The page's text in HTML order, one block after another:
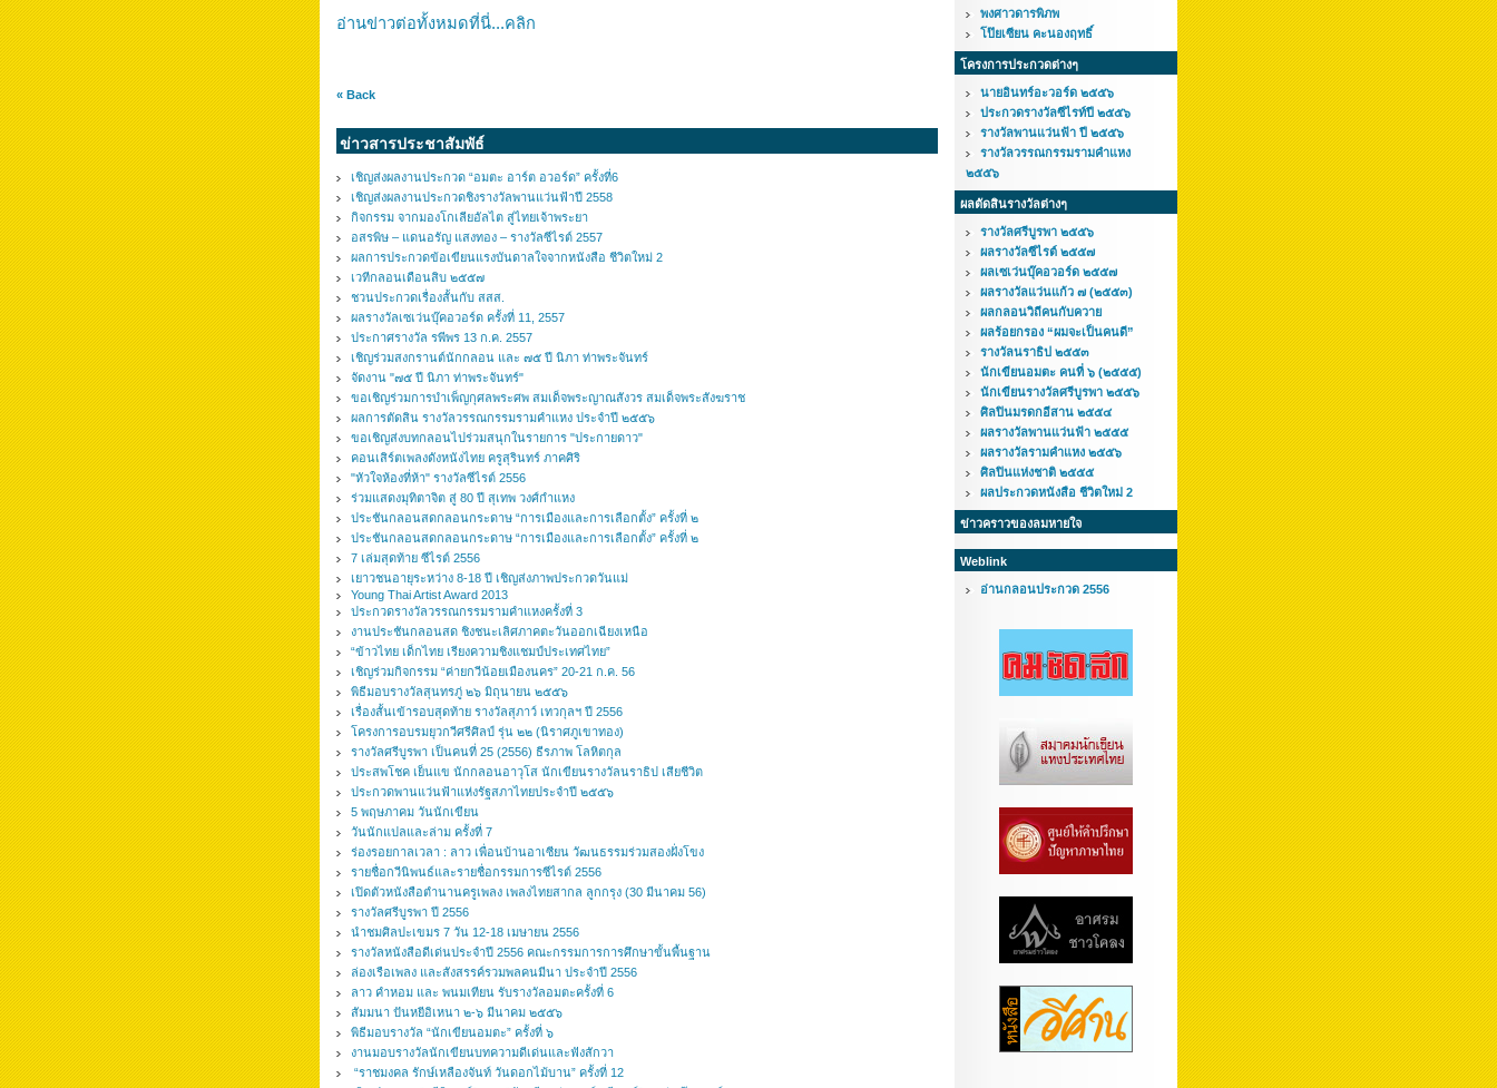
อ่านข่าวต่อทั้งหมดที่นี่...คลิก
« Back
ข่าวสารประชาสัมพัธ์
เชิญส่งผลงานประกวด “อมตะ อาร์ต อวอร์ด” ครั้งที่6
เชิญส่งผลงานประกวดชิงรางวัลพานแว่นฟ้าปี 2558
กิจกรรม จากมองโกเลียอัลไต สู่ไทยเจ้าพระยา
อสรพิษ – แดนอรัญ แสงทอง – รางวัลซีไรต์ 2557
ผลการประกวดข้อเขียนแรงบันดาลใจจากหนังสือ ชีวิตใหม่ 2
เวทีกลอนเดือนสิบ ๒๕๕๗
ชวนประกวดเรื่องสั้นกับ สสส.
ผลรางวัลเซเว่นบุ๊คอวอร์ด ครั้งที่ 11, 2557
ประกาศรางวัล รพีพร 13 ก.ค. 2557
เชิญร่วมสงกรานต์นักกลอน และ ๗๕ ปี นิภา ท่าพระจันทร์
จัดงาน "๗๕ ปี นิภา ท่าพระจันทร์"
ขอเชิญร่วมการบำเพ็ญกุศลพระศพ สมเด็จพระญาณสังวร สมเด็จพระสังฆราช
ผลการตัดสิน รางวัลวรรณกรรมรามคำแหง ประจำปี ๒๕๕๖
ขอเชิญส่งบทกลอนไปร่วมสนุกในรายการ "ประกายดาว"
คอนเสิร์ตเพลงดังหนังไทย ครูสุรินทร์ ภาคศิริ
"หัวใจห้องที่ห้า" รางวัลซีไรต์ 2556
ร่วมแสดงมุทิตาจิต สู่ 80 ปี สุเทพ วงศ์กำแหง
ประชันกลอนสดกลอนกระดาษ “การเมืองและการเลือกตั้ง” ครั้งที่ ๒
ประชันกลอนสดกลอนกระดาษ “การเมืองและการเลือกตั้ง” ครั้งที่ ๒
7 เล่มสุดท้าย ซีไรต์ 2556
เยาวชนอายุระหว่าง 8-18 ปี เชิญส่งภาพประกวดวันแม่
Young Thai Artist Award 2013
ประกวดรางวัลวรรณกรรมรามคำแหงครั้งที่ 3
งานประชันกลอนสด ชิงชนะเลิศภาคตะวันออกเฉียงเหนือ
“ข้าวไทย เด็กไทย เรียงความชิงแชมป์ประเทศไทย”
เชิญร่วมกิจกรรม “ค่ายกวีน้อยเมืองนคร” 20-21 ก.ค. 56
พิธีมอบรางวัลสุนทรภู่ ๒๖ มิถุนายน ๒๕๕๖
เรื่องสั้นเข้ารอบสุดท้าย รางวัลสุภาว์ เทวกุลฯ ปี 2556
โครงการอบรมยุวกวีศรีศิลป์ รุ่น ๒๒ (นิราศภูเขาทอง)
รางวัลศรีบูรพา เป็นคนที่ 25 (2556) ธีรภาพ โลหิตกุล
ประสพโชค เย็นแข นักกลอนอาวุโส นักเขียนรางวัลนราธิป เสียชีวิต
ประกวดพานแว่นฟ้าแห่งรัฐสภาไทยประจำปี ๒๕๕๖
5 พฤษภาคม วันนักเขียน
วันนักแปลและล่าม ครั้งที่ 7
ร่องรอยกาลเวลา : ลาว เพื่อนบ้านอาเซียน วัฒนธรรมร่วมสองฝั่งโขง
รายชื่อกวีนิพนธ์และรายชื่อกรรมการซีไรต์ 2556
เปิดตัวหนังสือตำนานครูเพลง เพลงไทยสากล ลูกกรุง (30 มีนาคม 56)
รางวัลศรีบูรพา ปี 2556
นำชมศิลปะเขมร 7 วัน 12-18 เมษายน 2556
รางวัลหนังสือดีเด่นประจำปี 2556 คณะกรรมการการศึกษาขั้นพื้นฐาน
ล่องเรือเพลง และสังสรรค์รวมพลคนมีนา ประจำปี 2556
ลาว คำหอม และ พนมเทียน รับรางวัลอมตะครั้งที่ 6
สัมมนา ปันหยีอิเหนา ๒-๖ มีนาคม ๒๕๕๖
พิธีมอบรางวัล “นักเขียนอมตะ” ครั้งที่ ๖
งานมอบรางวัลนักเขียนบทความดีเด่นและฟังสักวา
“ราชมงคล รักษ์เหลืองจันท์ วันดอกไม้บาน” ครั้งที่ 12
พงศาวดารพิภพ
โป๊ยเซียน คะนองฤทธิ์
โครงการประกวดต่างๆ
นายอินทร์อะวอร์ด ๒๕๕๖
ประกวดรางวัลซีไรท์ปี ๒๕๕๖
รางวัลพานแว่นฟ้า ปี ๒๕๕๖
รางวัลวรรณกรรมรามคำแหง
๒๕๕๖
ผลตัดสินรางวัลต่างๆ
รางวัลศรีบูรพา ๒๕๕๖
ผลรางวัลซีไรต์ ๒๕๕๗
ผลเซเว่นบุ๊คอวอร์ด ๒๕๕๗
ผลรางวัลแว่นแก้ว ๗ (๒๕๕๓)
ผลกลอนวิถีคนกับควาย
ผลร้อยกรอง “ผมจะเป็นคนดี”
รางวัลนราธิป ๒๕๕๓
นักเขียนอมตะ คนที่ ๖ (๒๕๕๕)
นักเขียนรางวัลศรีบูรพา ๒๕๕๖
ศิลปินมรดกอีสาน ๒๕๕๔
ผลรางวัลพานแว่นฟ้า ๒๕๕๕
ผลรางวัลรามคำแหง ๒๕๕๖
ศิลปินแห่งชาติ ๒๕๕๕
ผลประกวดหนังสือ ชีวิตใหม่ 2
ข่าวคราวของลมหายใจ
Weblink
อ่านกลอนประกวด 2556